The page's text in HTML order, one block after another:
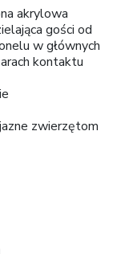
akrylowa
gości od
w głównych
kontaktu
zwierzętom